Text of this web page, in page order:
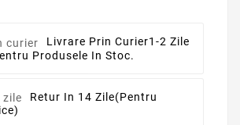
Livrare Prin Curier1-2 Zile
Produsele In Stoc.
Retur In 14 Zile(pentru